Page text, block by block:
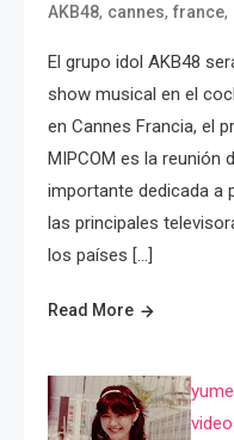
AKB48, cannes,france,
El grupo idol AKB48
show musical en el
en Cannes Francia, el
MIPCOM es la reunión
importante dedicada a
las principales
los países […]
Read More